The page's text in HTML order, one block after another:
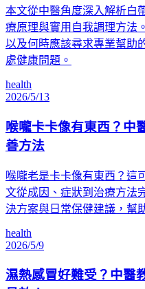
本文從中醫角度深入解析白
療原理與實用自我調理方法
以及何時應該尋求專業幫助
處健康問題。
health
2026/5/13
喉嚨卡卡像有東西？中
善方法
喉嚨老是卡卡像有東西？這
文從成因、症狀到治療方法
決方案與日常保健建議，幫
health
2026/5/9
濕熱感冒好難受？中醫